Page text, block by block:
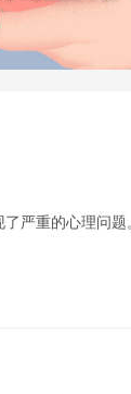
严重的心理问